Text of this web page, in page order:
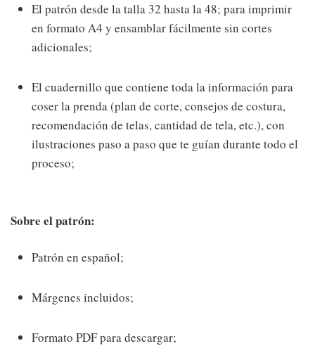
El patrón desde la talla 32 hasta la 48; para imprimir
en formato A4 y ensamblar fácilmente sin cortes
adicionales;
El cuadernillo que contiene toda la información para
coser la prenda (plan de corte, consejos de costura,
recomendación de telas, cantidad de tela, etc.), con
ilustraciones paso a paso que te guían durante todo el
proceso;
Sobre el patrón:
Patrón en español;
Márgenes incluidos;
Formato PDF para descargar;